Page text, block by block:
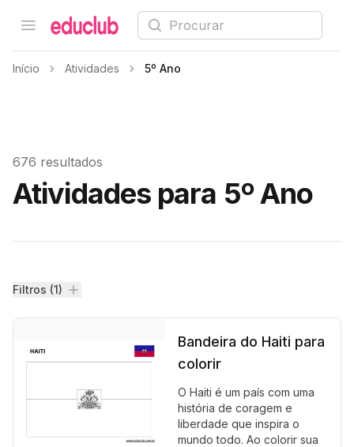
Open menu
Educlub Procurar
Início Atividades 5º Ano
676 resultados
Atividades para 5º Ano
Filtros
Filtros (1)
Bandeira do Haiti para
colorir
O Haiti é um país com uma
história de coragem e
liberdade que inspira o
mundo todo. Ao colorir sua